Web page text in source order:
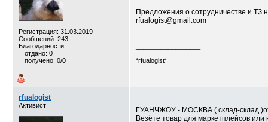
Регистрация: 31.03.2019
Сообщений: 243
Благодарности:
отдано: 0
получено: 0/0
Предложения о сотрудничестве и ТЗ
rfualogist@gmail.com
*rfualogist*
rfualogist
Активист
ГУАНЧЖОУ - МОСКВА ( склад-склад
Везёте товар для маркетплейсов